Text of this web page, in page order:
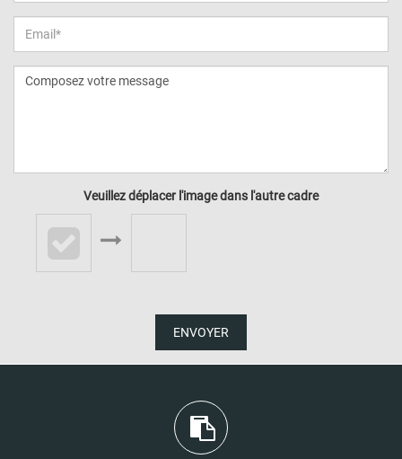
Veuillez déplacer l'image dans l'autre cadre
ENVOYER